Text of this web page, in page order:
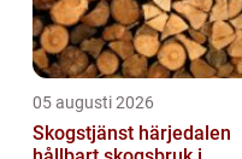
05 augusti 2026
Skogstjänst härjedalen